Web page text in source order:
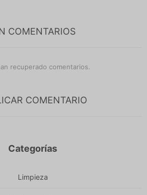
COMENTARIOS
recuperado comentarios.
COMENTARIO
Categorías
Limpieza